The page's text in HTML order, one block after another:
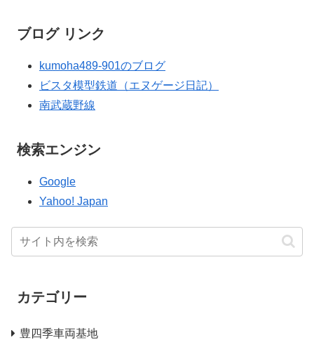
ブログ リンク
kumoha489-901のブログ
ビスタ模型鉄道（エヌゲージ日記）
南武蔵野線
検索エンジン
Google
Yahoo! Japan
カテゴリー
豊四季車両基地